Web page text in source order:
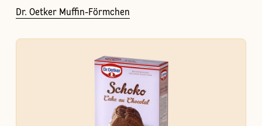
Dr. Oetker Muffin-Förmchen